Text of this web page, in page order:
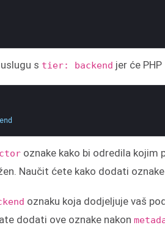
s tier: backend jer će
oznake kako bi odredila kojim
Naučit ćete kako dodati
oznaku koja dodjeljuje vaš
dodati ove oznake nakon